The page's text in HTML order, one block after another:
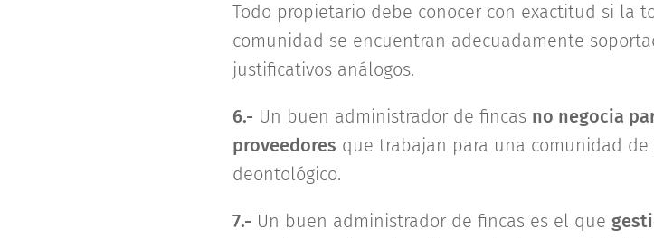
Todo propietario debe conocer con exactitud si la
comunidad se encuentran adecuadamente
justificativos análogos.
6.- Un buen administrador de fincas no negocia
proveedores que trabajan para una comunidad
deontológico.
7.- Un buen administrador de fincas es el que